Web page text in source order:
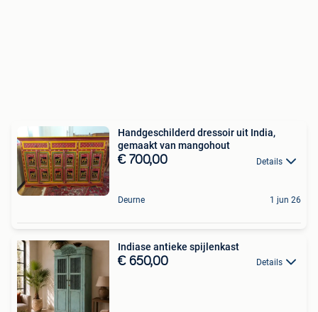
Handgeschilderd dressoir uit India,
gemaakt van mangohout
€ 700,00 Details
Deurne 1 jun 26
Indiase antieke spijlenkast
€ 650,00 Details